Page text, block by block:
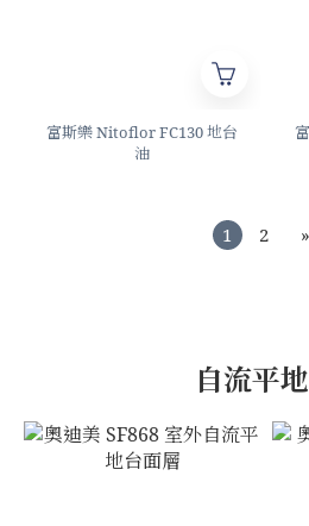
富斯樂 Nitoflor FC130 地台
油
1 2 »
自流平